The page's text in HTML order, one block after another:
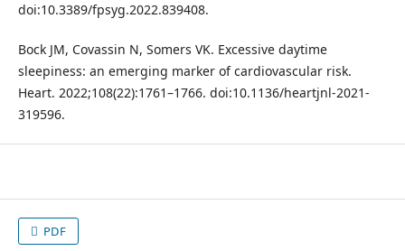
doi:10.3389/fpsyg.2022.839408.
Bock JM, Covassin N, Somers VK. Excessive daytime
sleepiness: an emerging marker of cardiovascular risk.
Heart. 2022;108(22):1761–1766. doi:10.1136/heartjnl-2021-
319596.
PDF